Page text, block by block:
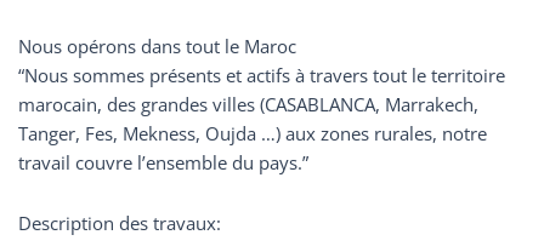
Nous opérons dans tout le Maroc
“Nous sommes présents et actifs à travers tout le territoire
marocain, des grandes villes (CASABLANCA, Marrakech,
Tanger, Fes, Mekness, Oujda …) aux zones rurales, notre
travail couvre l’ensemble du pays.”
Description des travaux: